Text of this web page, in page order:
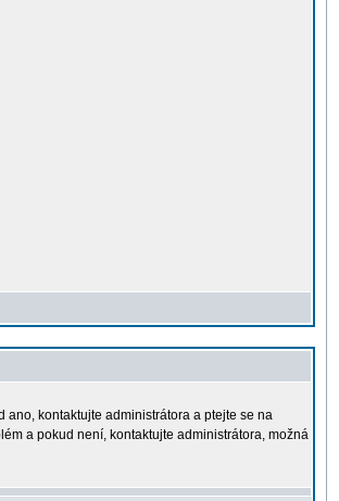
ano, kontaktujte administrátora a ptejte se na
a pokud není, kontaktujte administrátora, možná